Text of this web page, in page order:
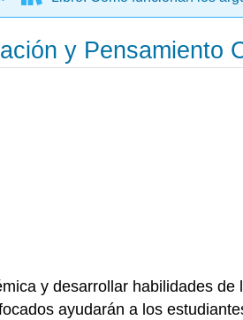
y Pensamiento
y desarrollar habilidades
ayudarán a los